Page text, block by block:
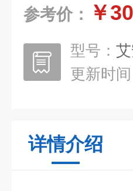
参考价： ￥
型号：
更新时间
详情介绍